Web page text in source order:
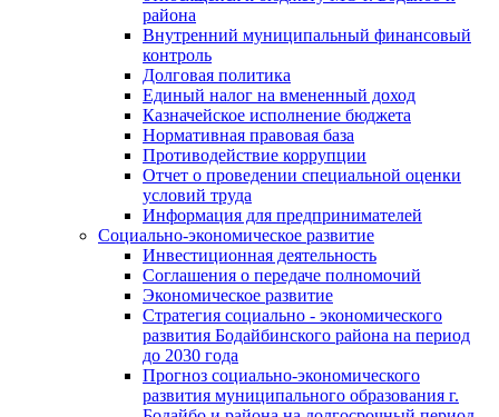
района
Внутренний муниципальный финансовый
контроль
Долговая политика
Единый налог на вмененный доход
Казначейское исполнение бюджета
Нормативная правовая база
Противодействие коррупции
Отчет о проведении специальной оценки
условий труда
Информация для предпринимателей
Социально-экономическое развитие
Инвестиционная деятельность
Соглашения о передаче полномочий
Экономическое развитие
Стратегия социально - экономического
развития Бодайбинского района на период
до 2030 года
Прогноз социально-экономического
развития муниципального образования г.